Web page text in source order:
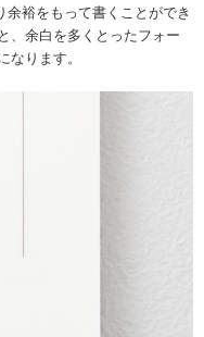
裕をもって書くことができ
、余白を多くとったフォー
なります。